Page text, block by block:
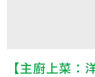
【主廚上菜：